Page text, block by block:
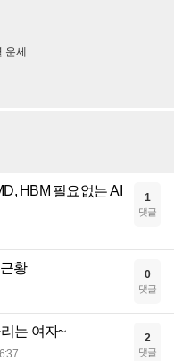
운세
HBM 필요없는 AI
1
댓글
황 0
댓글
는 여자~ 2
댓글